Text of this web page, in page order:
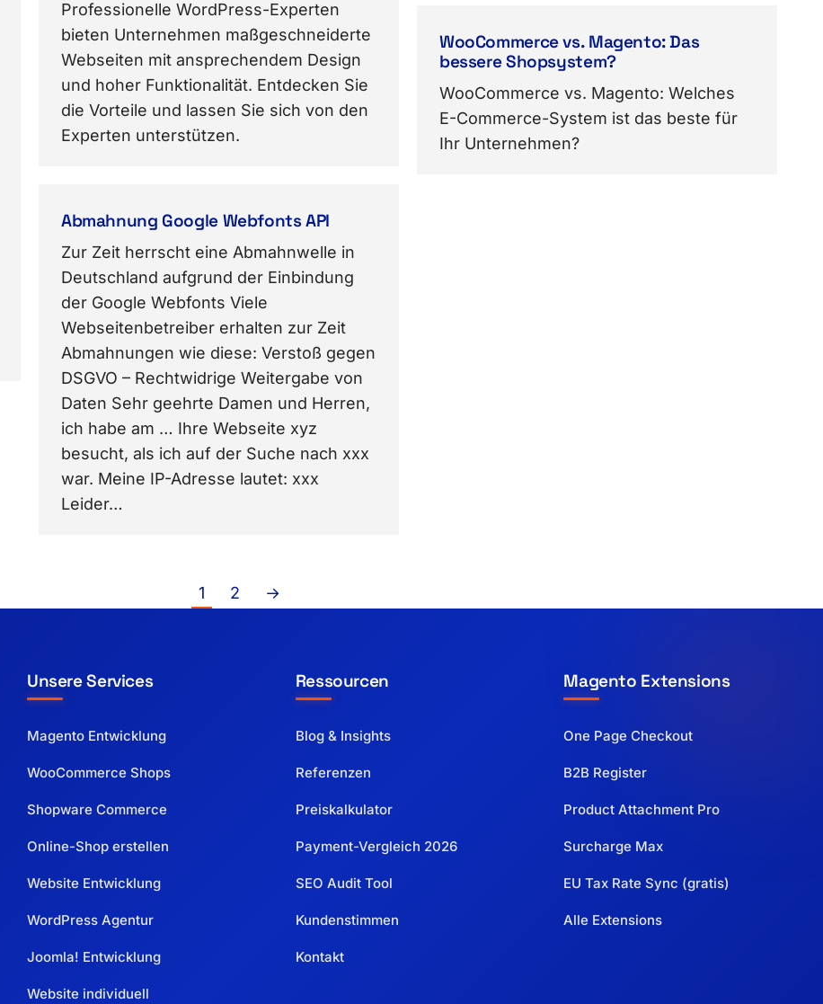
Professionelle WordPress-Experten
bieten Unternehmen maßgeschneiderte
Webseiten mit ansprechendem Design
und hoher Funktionalität. Entdecken Sie
die Vorteile und lassen Sie sich von den
Experten unterstützen.
WooCommerce vs. Magento: Das
bessere Shopsystem?
WooCommerce vs. Magento: Welches
E-Commerce-System ist das beste für
Ihr Unternehmen?
Abmahnung Google Webfonts API
Zur Zeit herrscht eine Abmahnwelle in
Deutschland aufgrund der Einbindung
der Google Webfonts Viele
Webseitenbetreiber erhalten zur Zeit
Abmahnungen wie diese: Verstoß gegen
DSGVO – Rechtwidrige Weitergabe von
Daten Sehr geehrte Damen und Herren,
ich habe am … Ihre Webseite xyz
besucht, als ich auf der Suche nach xxx
war. Meine IP-Adresse lautet: xxx
Leider…
1 2 →
Unsere Services
Magento Entwicklung
WooCommerce Shops
Shopware Commerce
Online-Shop erstellen
Website Entwicklung
WordPress Agentur
Joomla! Entwicklung
Website individuell
Ressourcen
Blog & Insights
Referenzen
Preiskalkulator
Payment-Vergleich 2026
SEO Audit Tool
Kundenstimmen
Kontakt
Magento Extensions
One Page Checkout
B2B Register
Product Attachment Pro
Surcharge Max
EU Tax Rate Sync (gratis)
Alle Extensions